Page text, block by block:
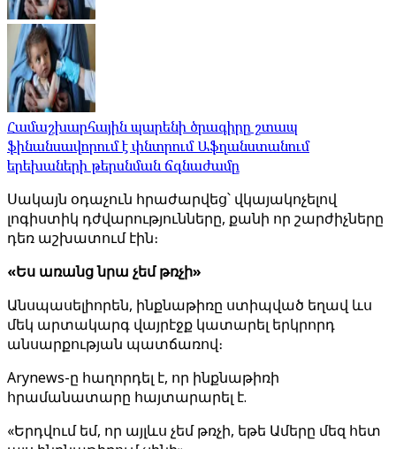
Համաշխարհային պարենի ծրագիրը շտապ
ֆինանսավորում է փնտրում Աֆղանստանում
երեխաների թերսնման ճգնաժամը
Սակայն օդաչուն հրաժարվեց՝ վկայակոչելով
լոգիստիկ դժվարությունները, քանի որ շարժիչները
դեռ աշխատում էին։
«Ես առանց նրա չեմ թռչի»
Անսպասելիորեն, ինքնաթիռը ստիպված եղավ ևս
մեկ արտակարգ վայրէջք կատարել երկրորդ
անսարքության պատճառով։
Arynews-ը հաղորդել է, որ ինքնաթիռի
հրամանատարը հայտարարել է.
«Երդվում եմ, որ այլևս չեմ թռչի, եթե Ամերը մեզ հետ